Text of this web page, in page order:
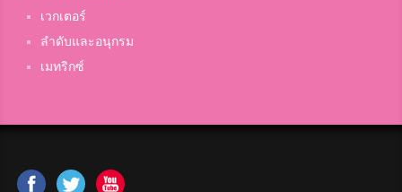
เวกเตอร์
ลำดับและอนุกรม
เมทริกซ์